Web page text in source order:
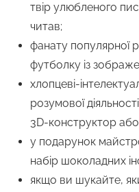
твір улюбленого
читав;
фанату популярної
футболку із
хлопцеві-
розумової
3D-конструктор
у подарунок
набір шоколадних
якщо ви шукайте,